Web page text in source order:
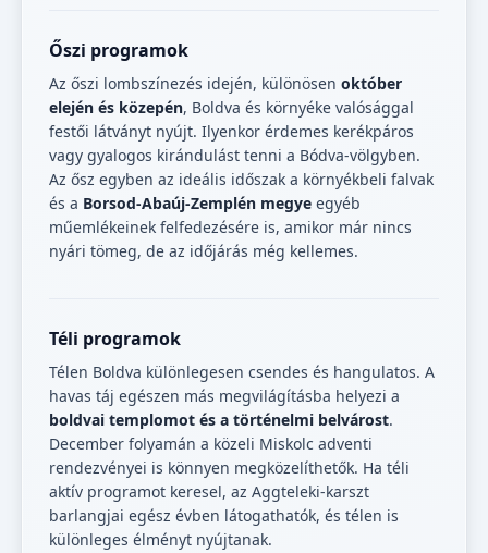
Őszi programok
Az őszi lombszínezés idején, különösen október
elején és közepén, Boldva és környéke valósággal
festői látványt nyújt. Ilyenkor érdemes kerékpáros
vagy gyalogos kirándulást tenni a Bódva-völgyben.
Az ősz egyben az ideális időszak a környékbeli falvak
és a Borsod-Abaúj-Zemplén megye egyéb
műemlékeinek felfedezésére is, amikor már nincs
nyári tömeg, de az időjárás még kellemes.
Téli programok
Télen Boldva különlegesen csendes és hangulatos. A
havas táj egészen más megvilágításba helyezi a
boldvai templomot és a történelmi belvárost.
December folyamán a közeli Miskolc adventi
rendezvényei is könnyen megközelíthetők. Ha téli
aktív programot keresel, az Aggteleki-karszt
barlangjai egész évben látogathatók, és télen is
különleges élményt nyújtanak.